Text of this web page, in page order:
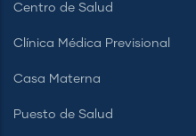
Centro de Salud
Clínica Médica Previsional
Casa Materna
Puesto de Salud